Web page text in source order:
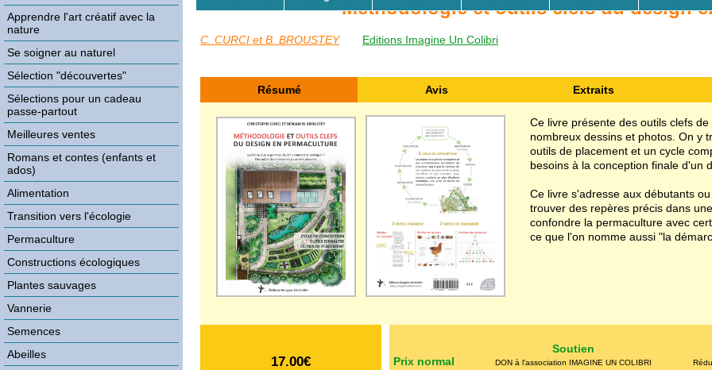
Apprendre l'art créatif avec la
nature
Se soigner au naturel
Sélection "découvertes"
Sélections pour un cadeau
passe-partout
Meilleures ventes
Romans et contes (enfants et
ados)
Alimentation
Transition vers l'écologie
Permaculture
Constructions écologiques
Plantes sauvages
Vannerie
Semences
Abeilles
Méthodologie et outils clefs du design
C. CURCI et B. BROUSTEY
Editions Imagine Un Colibri
Résumé Avis Extraits
Ce livre présente des outils clefs
nombreux dessins et photos. On y
outils de placement et un cycle
besoins à la conception finale d'un
Ce livre s'adresse aux débutants
trouver des repères précis dans
confondre la permaculture avec
ce que l'on nomme aussi "la
17.00€ Prix normal
Soutien
DON à l'association IMAGINE UN COLIBRI